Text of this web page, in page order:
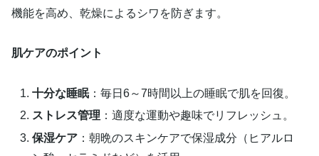
機能を高め、乾燥によるシワを防ぎます。
肌ケアのポイント
十分な睡眠：毎日6～7時間以上の睡眠で肌を回復。
ストレス管理 ：適度な運動や趣味でリフレッシュ。
保湿ケア ：朝晩のスキンケアで保湿成分（ヒアルロ